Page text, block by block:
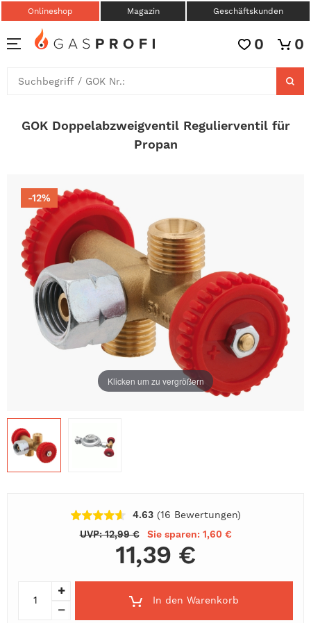
Onlineshop Magazin Geschäftskunden
0 0
GOK Doppelabzweigventil Regulierventil für
Propan
Klicken um zu vergrößern
-12%
4.63 (16 Bewertungen)
UVP: 12,99 €
Sie sparen: 1,60 €
11,39 €
In den Warenkorb